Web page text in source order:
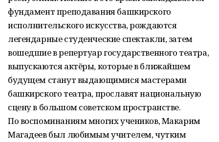
фундамент преподавания башкирского
исполнительского искусства, рождаются
легендарные студенческие спектакли, затем
вошедшие в репертуар государственного театра,
выпускаются актёры, которые в ближайшем
будущем станут выдающимися мастерами
башкирского театра, прославят национальную
сцену в большом советском пространстве.
По воспоминаниям многих учеников, Макарим
Магадеев был любимым учителем, чутким